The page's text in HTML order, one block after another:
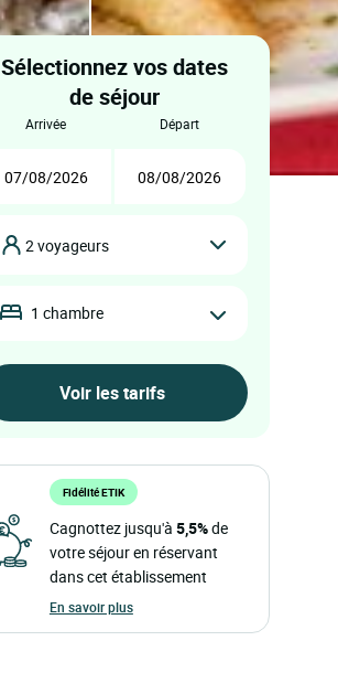
Sélectionnez vos dates
de séjour
arrivée départ
2 voyageurs
1 chambre
Fidélité ETIK
Cagnottez jusqu'à 5,5%de
votre séjour en réservant
dans cet établissement
En savoir plus